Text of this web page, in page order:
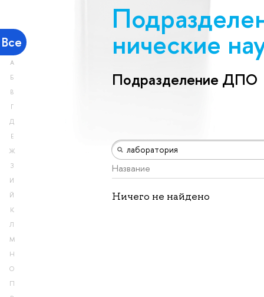
Все
А
Б
В
Г
Д
Е
Ж
З
И
Й
К
Л
М
Н
О
П
ничес­кие
Подразделение ДПО
Название
Ничего не найдено